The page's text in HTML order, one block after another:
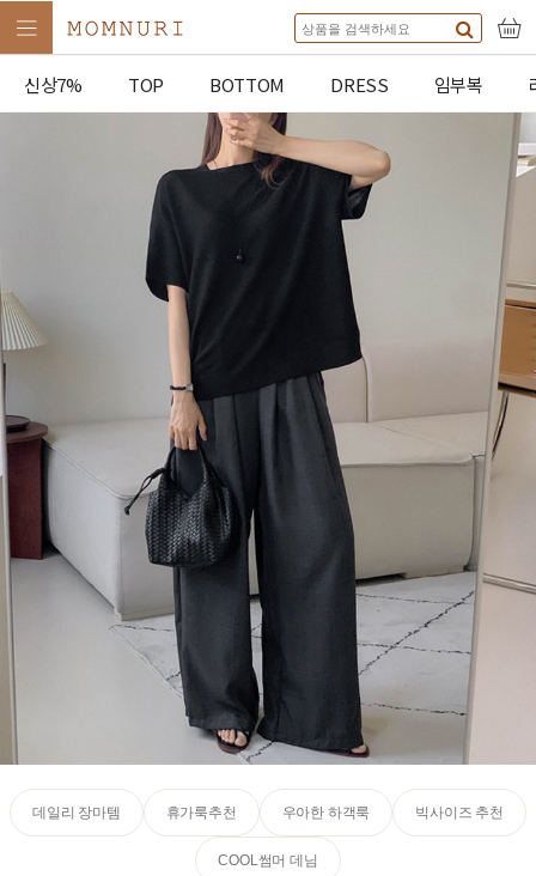
신상7% TOP BOTTOM DRESS 임부복
데일리 장마템 휴가룩추천 우아한 하객룩 빅사이즈 추천
COOL썸머 데님